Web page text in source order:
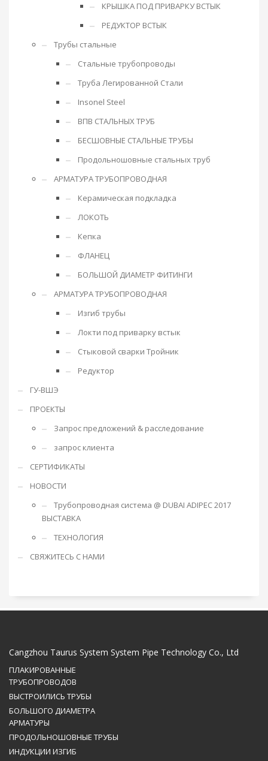
КРЫШКА ПОД ПРИВАРКУ ВСТЫК
РЕДУКТОР ВСТЫК
Трубы стальные
Стальные трубопроводы
Труба Легированной Стали
Insonel Steel
ВПВ СТАЛЬНЫХ ТРУБ
БЕСШОВНЫЕ СТАЛЬНЫЕ ТРУБЫ
Продольношовные стальных труб
АРМАТУРА ТРУБОПРОВОДНАЯ
Керамическая подкладка
ЛОКОТЬ
Кепка
ФЛАНЕЦ
БОЛЬШОЙ ДИАМЕТР ФИТИНГИ
АРМАТУРА ТРУБОПРОВОДНАЯ
Изгиб трубы
Локти под приварку встык
Стыковой сварки Тройник
Редуктор
ГУ-ВШЭ
ПРОЕКТЫ
Запрос предложений & расследование
запрос клиента
СЕРТИФИКАТЫ
НОВОСТИ
Трубопроводная система @ DUBAI ADIPEC 2017
ВЫСТАВКА
ТЕХНОЛОГИЯ
СВЯЖИТЕСЬ С НАМИ
Cangzhou Taurus System System Pipe Technology Co., Ltd
ПЛАКИРОВАННЫЕ
ТРУБОПРОВОДОВ
ВЫСТРОИЛИСЬ ТРУБЫ
БОЛЬШОГО ДИАМЕТРА
АРМАТУРЫ
ПРОДОЛЬНОШОВНЫЕ ТРУБЫ
ИНДУКЦИИ ИЗГИБ